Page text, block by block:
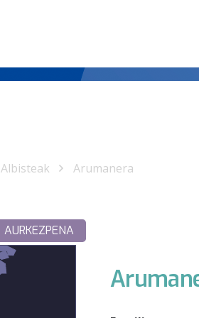
Albisteak Arumanera
AURKEZPENA